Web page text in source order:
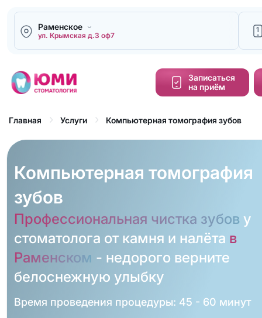
Раменское
ул. Крымская д.3 оф7
1
Записаться
на приём
Главная Услуги Компьютерная томография зубов
Компьютерная томография
зубов
Профессиональная чистка зубову
стоматолога от камня и налёта в
Раменском - недорого верните
белоснежную улыбку
Время проведения процедуры: 45 - 60 минут